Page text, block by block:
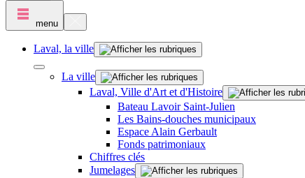
menu
Laval, la ville
La ville
Laval, Ville d'Art et d'Histoire
Bateau Lavoir Saint-Julien
Les Bains-douches municipaux
Espace Alain Gerbault
Fonds patrimoniaux
Chiffres clés
Jumelages